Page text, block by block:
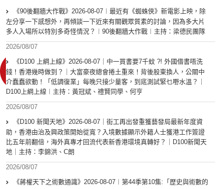
《90後翻牆大作戰》2026-08-07︱最近有《蜘蛛俠》新電影上映，除
左分享一下感想外，再傾談一下近來有關觀眾質素的討論，因為多大片
多人入場所以特別多奇怪情況？︱90後翻牆大作戰︱主持：梁德民團隊
2026/08/07
《D100 上綱上線》2026-08-07｜中一買書要7千蚊 ?! 外國借書唔洗
錢！香港幾時做到？｜大富豪夜總會捲土重來！背後股東換人，公關中
介蠢蠢欲動！「低調復業」每晚只接少量客，到底測試緊乜嘢水溫？｜
D100上綱上線︱主持：黃冠斌、禮賢同學、何亨
2026/08/07
《D100 新聞天地》2026-08-07｜街工再出發重獲藝發局最新年度資
助，香港由治及興政策開始從寬？入境數據顯示外籍人士獲港工作簽證
比五年前翻倍，海外真專才回流代表新香港環境真轉好？｜D100新聞天
地｜主持：李錦洪、C朗
2026/08/07
《蔣權天下之術數通識》2026-08-07︱第44季第10集:「歴史與術數的